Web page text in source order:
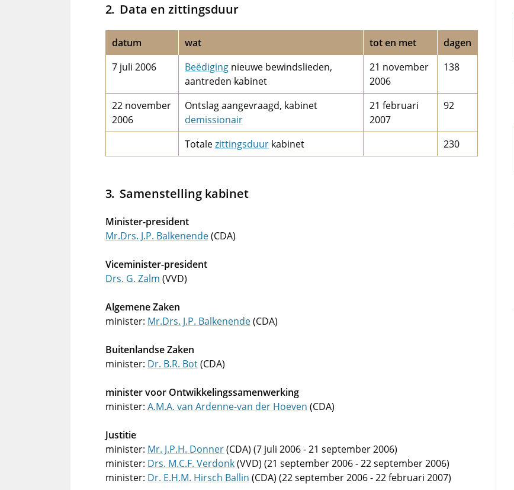
Data en zittingsduur
datum wat tot en met
dagen
7 juli 2006
Beëdiging nieuwe bewindslieden,
aantreden kabinet
21 november
2006
138
22 november
2006
Ontslag aangevraagd, kabinet
demissionair
21 februari
2007
92
Totalezittingsduur kabinet 230
Samenstelling kabinet
Minister-president
Mr.Drs. J.P. Balkenende(CDA)
Viceminister-president
Drs. G. Zalm (VVD)
Algemene Zaken
minister: Mr.Drs. J.P. Balkenende(CDA)
Buitenlandse Zaken
minister: Dr. B.R. Bot(CDA)
minister voor Ontwikkelingssamenwerking
minister: A.M.A. van Ardenne-van der Hoeven (CDA)
Justitie
minister: Mr. J.P.H. Donner(CDA) (7 juli 2006 - 21 september 2006)
minister: Drs. M.C.F. Verdonk(VVD) (21 september 2006 - 22 september 2006)
minister: Dr. E.H.M. Hirsch Ballin (CDA) (22 september 2006 - 22 februari 2007)